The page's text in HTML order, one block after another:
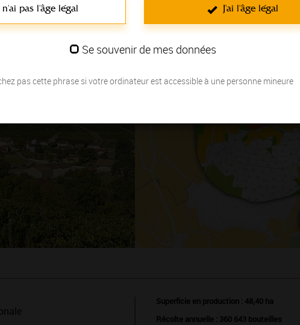
n'ai pas l'âge légal J'ai l'âge légal
Se souvenir de mes données
pas cette phrase si votre ordinateur est accessible à une personne mineure
Superficie en production : 48,40 ha
Récolte annuelle : 360 643 bouteilles